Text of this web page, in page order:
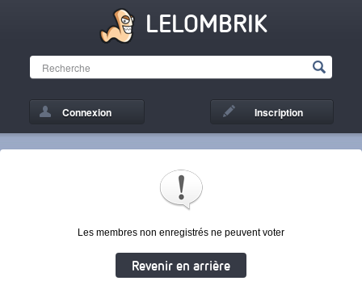
LELOMBRIK
Connexion Inscription
Les membres non enregistrés ne peuvent voter
Revenir en arrière